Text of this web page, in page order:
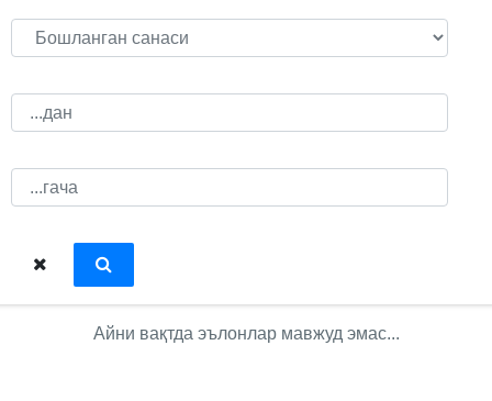
Айни вақтда эълонлар мавжуд эмас...